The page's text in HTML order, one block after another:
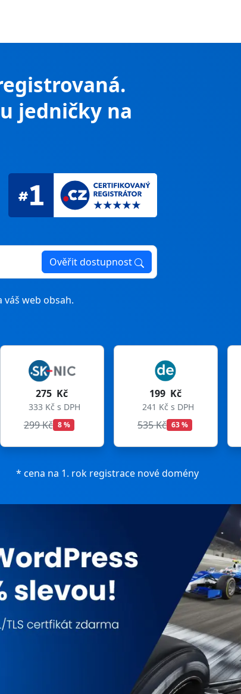
jedničky na
Ověřit dostupnost
web obsah.
199 Kč
241 Kč s DPH
535 Kč
199 Kč
241 Kč s DPH
699 Kč
* cena na 1. rok registrace nové domény